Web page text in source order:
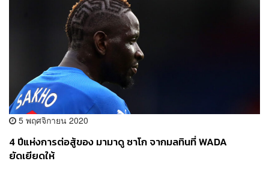
5 พฤศจิกายน 2020
4 ปีแห่งการต่อสู้ของ มามาดู ซาโก จากมลทินที่ WADA
ยัดเยียดให้